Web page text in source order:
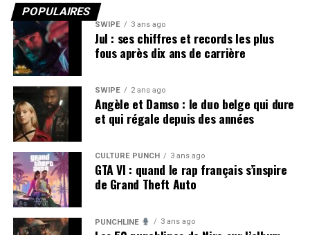
POPULAIRES
SWIPE 3 ans ago
Jul : ses chiffres et records les plus
fous après dix ans de carrière
SWIPE 2 ans ago
Angèle et Damso : le duo belge qui dure
et qui régale depuis des années
CULTURE PUNCH 3 ans ago
GTA VI : quand le rap français s’inspire
de Grand Theft Auto
PUNCHLINE 3 ans ago